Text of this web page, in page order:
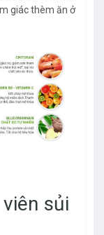
giác thèm ăn ở
sủi